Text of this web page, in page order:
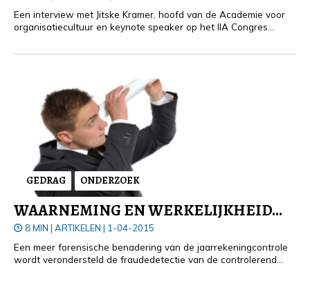
Een interview met Jitske Kramer, hoofd van de Academie voor
organisatiecultuur en keynote speaker op het IIA Congres
waarde van de antropologie voor de internal auditor.
GEDRAG ONDERZOEK
WAARNEMING EN WERKELIJKHEID...
8 MIN | ARTIKELEN | 1-04-2015
Een meer forensische benadering van de jaarrekeningcontrole
wordt verondersteld de fraudedetectie van de controlerend